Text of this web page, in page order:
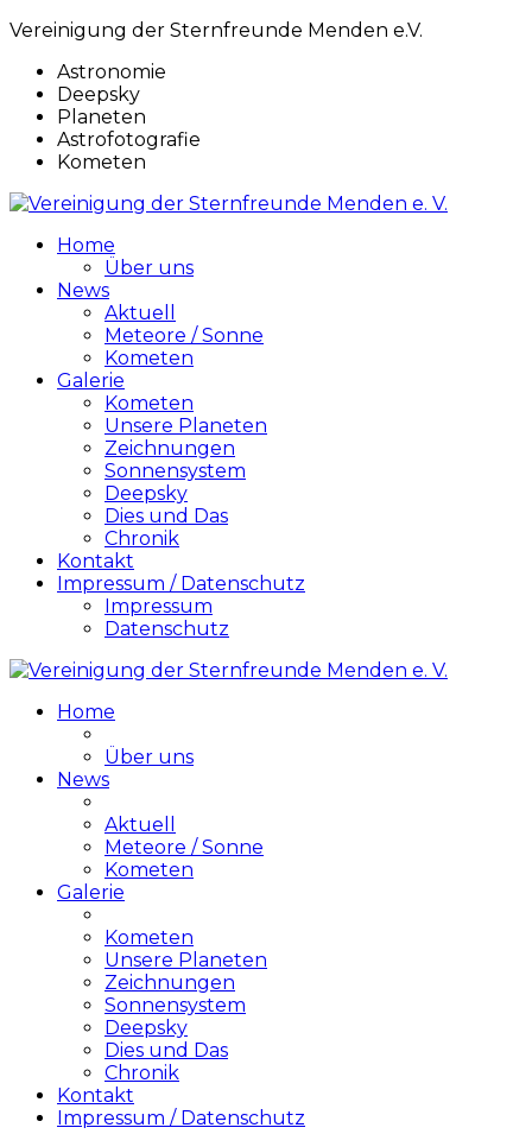
Vereinigung der Sternfreunde Menden e.V.
Astronomie
Deepsky
Planeten
Astrofotografie
Kometen
Home
Über uns
News
Aktuell
Meteore / Sonne
Kometen
Galerie
Kometen
Unsere Planeten
Zeichnungen
Sonnensystem
Deepsky
Dies und Das
Chronik
Kontakt
Impressum / Datenschutz
Impressum
Datenschutz
Home
Über uns
News
Aktuell
Meteore / Sonne
Kometen
Galerie
Kometen
Unsere Planeten
Zeichnungen
Sonnensystem
Deepsky
Dies und Das
Chronik
Kontakt
Impressum / Datenschutz